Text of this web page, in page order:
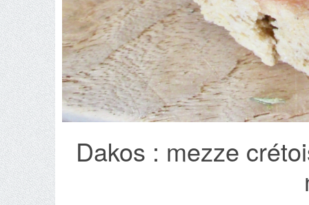
Dakos : mezze